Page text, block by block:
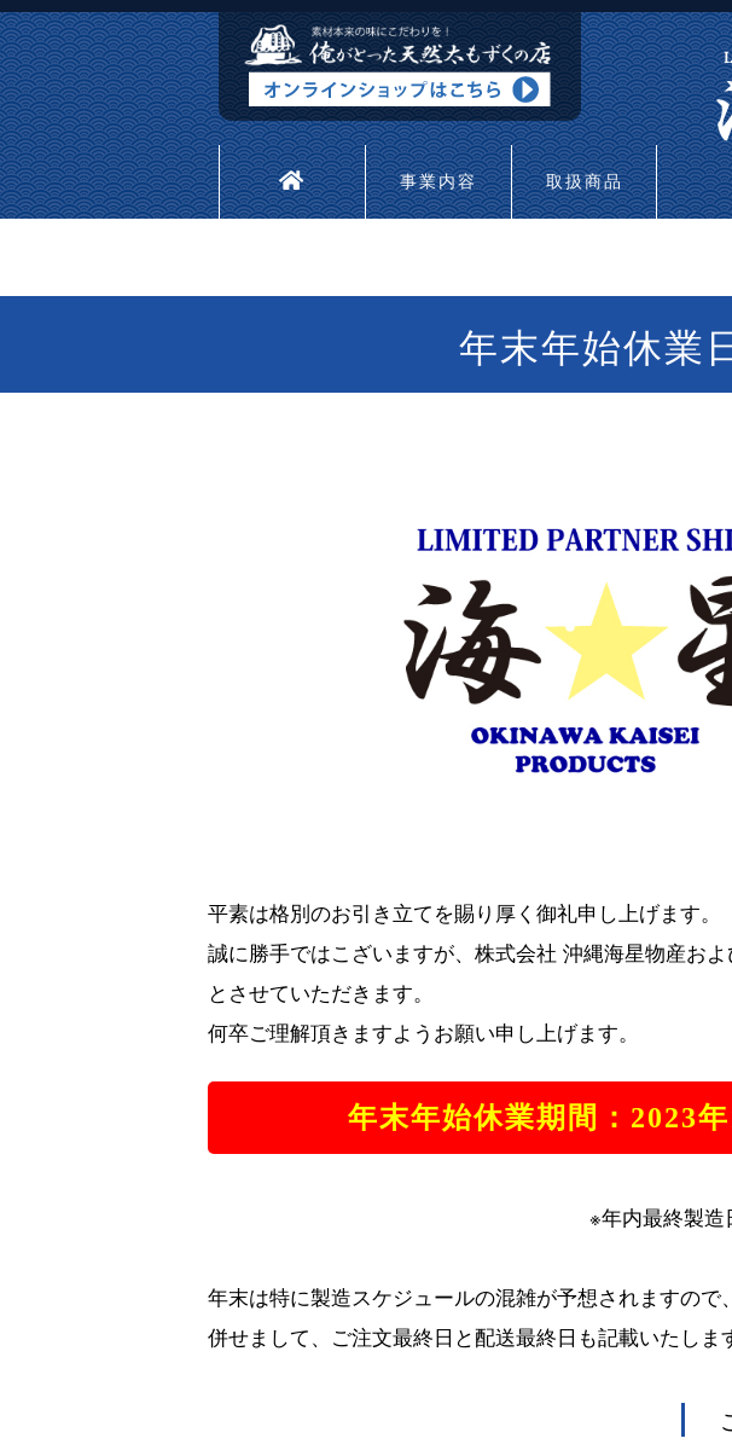
事業内容 取扱商品
年末年始休業
平素は格別のお引き立てを賜り厚く御礼申し上げます。
誠に勝手ではこざいますが、株式会社 沖縄海星物産お
とさせていただきます。
何卒ご理解頂きますようお願い申し上げます。
年末年始休業期間：2023
※年内最終製造
年末は特に製造スケジュールの混雑が予想されますので
併せまして、ご注文最終日と配送最終日も記載いたしま